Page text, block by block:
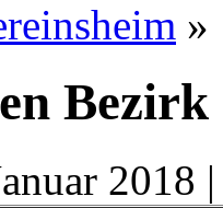
»
Bezirk
2018